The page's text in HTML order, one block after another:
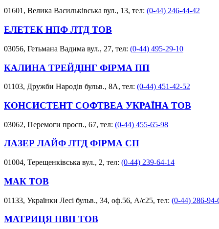
01601, Велика Васильківська вул., 13, тел: (0-44) 246-44-42
ЕЛЕТЕК НПФ ЛТД ТОВ
03056, Гетьмана Вадима вул., 27, тел: (0-44) 495-29-10
КАЛИНА ТРЕЙДІНГ ФІРМА ПП
01103, Дружби Народів бульв., 8А, тел: (0-44) 451-42-52
КОНСИСТЕНТ СОФТВЕА УКРАЇНА ТОВ
03062, Перемоги просп., 67, тел: (0-44) 455-65-98
ЛАЗЕР ЛАЙФ ЛТД ФІРМА СП
01004, Терещенківська вул., 2, тел: (0-44) 239-64-14
МАК ТОВ
01133, Українки Лесі бульв., 34, оф.56, А/с25, тел: (0-44) 286-94-
МАТРИЦЯ НВП ТОВ